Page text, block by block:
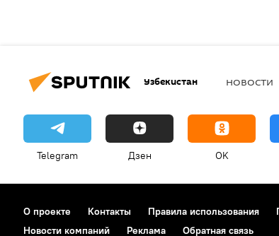
Узбекистан НОВОСТИ
Telegram Дзен OK
О проекте Контакты Правила использования
Новости компаний
Реклама Обратная связь